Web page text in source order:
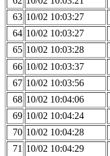
63 10/02 10:03:27
64 10/02 10:03:27
65 10/02 10:03:28
66 10/02 10:03:37
67 10/02 10:03:56
68 10/02 10:04:06
69 10/02 10:04:24
70 10/02 10:04:28
71 10/02 10:04:29